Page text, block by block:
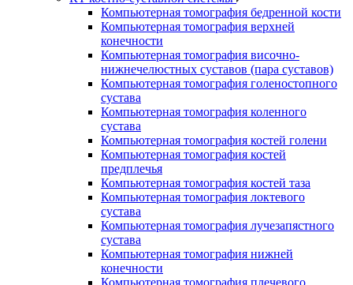
Компьютерная томография бедренной кости
Компьютерная томография верхней
конечности
Компьютерная томография височно-
нижнечелюстных суставов (пара суставов)
Компьютерная томография голеностопного
сустава
Компьютерная томография коленного
сустава
Компьютерная томография костей голени
Компьютерная томография костей
предплечья
Компьютерная томография костей таза
Компьютерная томография локтевого
сустава
Компьютерная томография лучезапястного
сустава
Компьютерная томография нижней
конечности
Компьютерная томография плечевого